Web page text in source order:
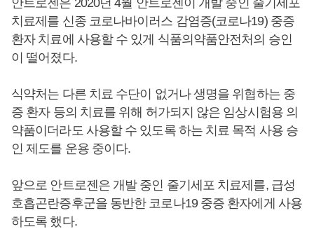
치료제를 신종 코로나바이러스 감염증(코로나19) 중증
환자 치료에 사용할 수 있게 식품의약품안전처의 승인
이 떨어졌다.
식약처는 다른 치료 수단이 없거나 생명을 위협하는 중
증 환자 등의 치료를 위해 허가되지 않은 임상시험용 의
약품이더라도 사용할 수 있도록 하는 치료 목적 사용 승
인 제도를 운용 중이다.
앞으로 안트로젠은 개발 중인 줄기세포 치료제를, 급성
호흡곤란증후군을 동반한 코로나19 중증 환자에게 사용
하도록 했다.